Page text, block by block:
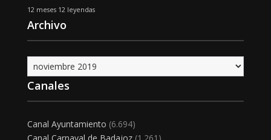
12 meses 12 leyendas
Archivo
Archivo
Canales
Canal Ayuntamiento (6.694)